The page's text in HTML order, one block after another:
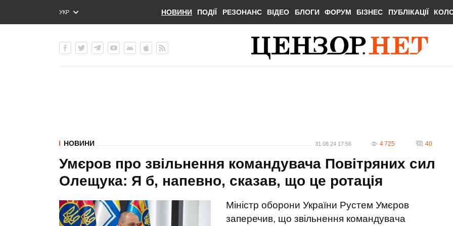
УКР
ENG
НОВИНИ ПОДІЇ РЕЗОНАНС ВІДЕО БЛОГИ ФОРУМ БІЗНЕС ПУБЛІКАЦІЇ
НОВИНИ 31.08.24 17:56 4 725 40
Умєров про звільнення командувача Повітряних сил
Олещука: Я б, напевно, сказав, що це ротація
Міністр оборони України Рустем Умєров
заперечив, що звільнення командувача